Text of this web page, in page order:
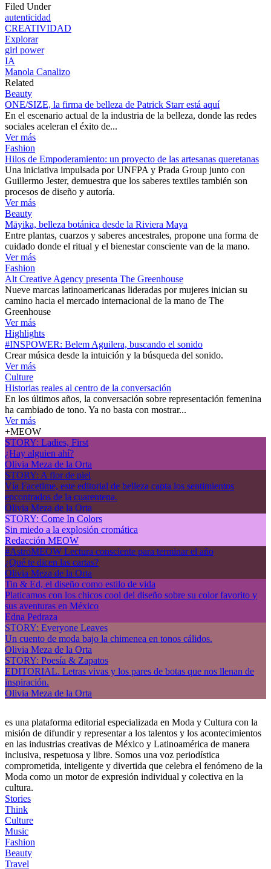
Filed Under
autenticidad
CREATIVIDAD
Explorar
girl power
IA
Manola Canalizo
Related
Beauty
ONE/SIZE, la firma de belleza de Patrick Starr está aquí
En el escenario actual de la industria de la belleza, donde las redes
sociales aceleran el éxito de...
Ver más
Fashion
Hilos de Empoderamiento: un proyecto de las artesanas queretanas
Una iniciativa impulsada por UNFPA y Prada Group junto con
Guillermo Jester, demuestra que los saberes textiles también son
procesos de diseño y autoría.
Ver más
Beauty
Māyika, belleza botánica desde la Riviera Maya
Entre plantas, cuarzos y saberes ancestrales, propone una forma de
cuidado donde el ritual y el bienestar consciente van de la mano.
Ver más
Fashion
Alt Creative Agency presenta The Greenhouse
Nueve marcas latinoamericanas lideradas por mujeres inician su
camino hacia el mercado internacional de la mano de The
Greenhouse
Ver más
Highlights
#INSPOWER: Belem Aguilera, buscando el sonido
Crear música desde la intuición y la búsqueda del sonido.
Ver más
Culture
Historias reales al centro de la conversación
En los últimos años, la conversación sobre representación femenina
ha cambiado de tono. Ya no basta con mostrar...
Ver más
+MEOW
STORY: Ladies, First
¿Hay alguien ahí?
Olivia Meza de la Orta
STORY: A flor de piel
Vía Facetime, este editorial de belleza capta los sentimientos
encontrados de la cuarentena.
Olivia Meza de la Orta
STORY: Come In Colors
Sin miedo a la explosión cromática
Redacción MEOW
#AstroMEOW Lectura consciente para terminar el año
¿Qué te dicen las cartas?
Olivia Meza de la Orta
Tin & Ed, el diseño como estilo de vida
Platicamos con los chicos cool del diseño sobre su color favorito y
sus aventuras en México
Edna Pedraza
STORY: Everyone Leaves
Un cuento de moda bajo la chimenea en tonos cálidos.
Olivia Meza de la Orta
STORY: Poesía & Zapatos
EDITORIAL. Letras vivas y los pares de botas que nos llenan de
inspiración.
Olivia Meza de la Orta
es una plataforma editorial especializada en Moda y Cultura con la
misión de difundir y representar a los talentos y los acontecimientos
en las industrias creativas de México y Latinoamérica de manera
inclusiva, respetuosa y libre. Somos una voz periodística
comprometida, inteligente y divertida que celebra el fenómeno de la
Moda como un motor de expresión individual y colectiva en la
cultura.
Stories
Think
Culture
Music
Fashion
Beauty
Travel